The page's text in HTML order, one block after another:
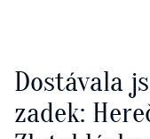
Dostávala
zadek: